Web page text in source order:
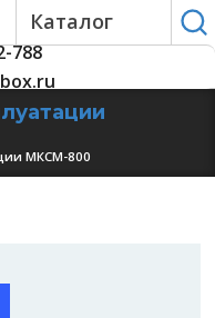
Каталог
788
МКСМ-800